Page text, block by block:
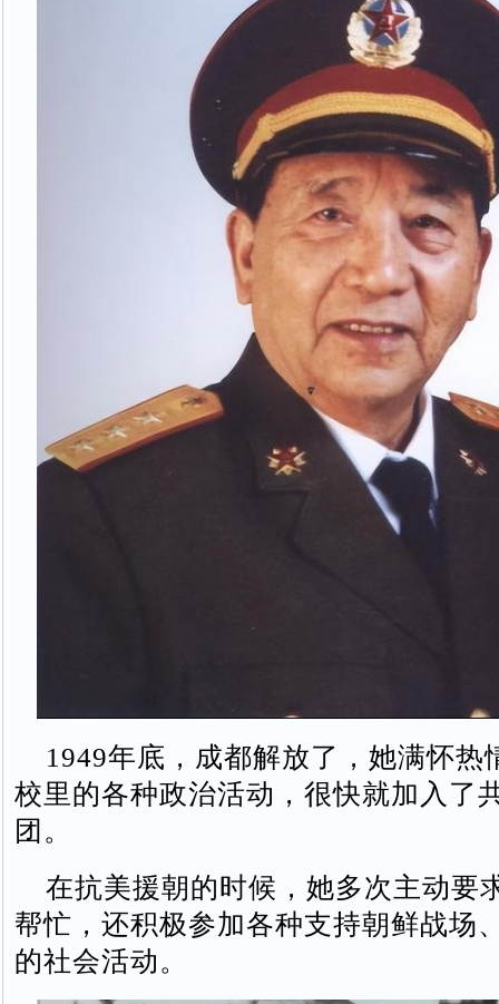
1949年底，成都解放了，她满怀热
校里的各种政治活动，很快就加入了
团。
在抗美援朝的时候，她多次主动要
帮忙，还积极参加各种支持朝鲜战场
的社会活动。